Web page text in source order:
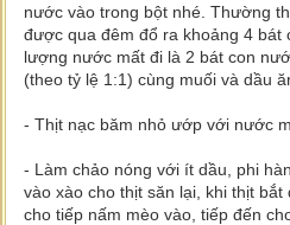
nước vào trong bột nhé. Thường
được qua đêm đổ ra khoảng 4 bát
lượng nước mất đi là 2 bát con
(theo tỷ lệ 1:1) cùng muối và dầu
- Thịt nạc băm nhỏ ướp với nước
- Làm chảo nóng với ít dầu, phi
vào xào cho thịt săn lại, khi thịt
cho tiếp nấm mèo vào, tiếp đến